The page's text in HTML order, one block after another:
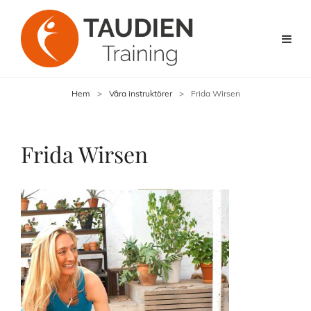
Hem > Våra instruktörer > Frida Wirsen
Frida Wirsen